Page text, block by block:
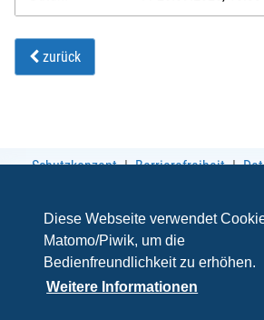
Diese Webseite verwendet
Matomo/Piwik, um die
Bedienfreundlichkeit zu erhöhen.
Weitere Informationen
zurück
Schutzkonzept Barrierefreiheit